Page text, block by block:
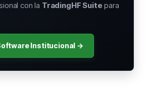
con la TradingHF Suite para
Institucional →